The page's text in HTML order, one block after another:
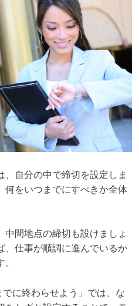
自分の中で締切を設定しま
何をいつまでにすべきか全体
間地点の締切も設けましょ
、仕事が順調に進んでいるか
に終わらせよう」では、な